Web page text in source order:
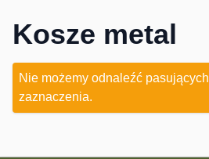
Kosze metal
Nie możemy odnaleźć
zaznaczenia.